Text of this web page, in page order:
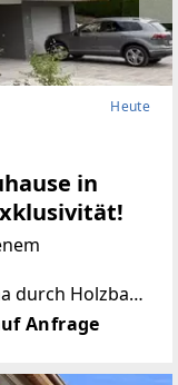
Heute
in
durch Holzbau,
und
für
Anfrage